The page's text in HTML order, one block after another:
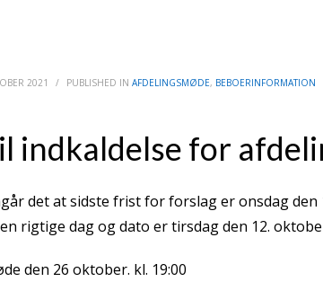
2021 / PUBLISHED IN AFDELINGSMØDE, BEBOERINFORMATION
indkaldelse for
det at sidste frist for forslag er onsdag
rigtige dag og dato er tirsdag den 12.
den 26 oktober. kl. 19:00